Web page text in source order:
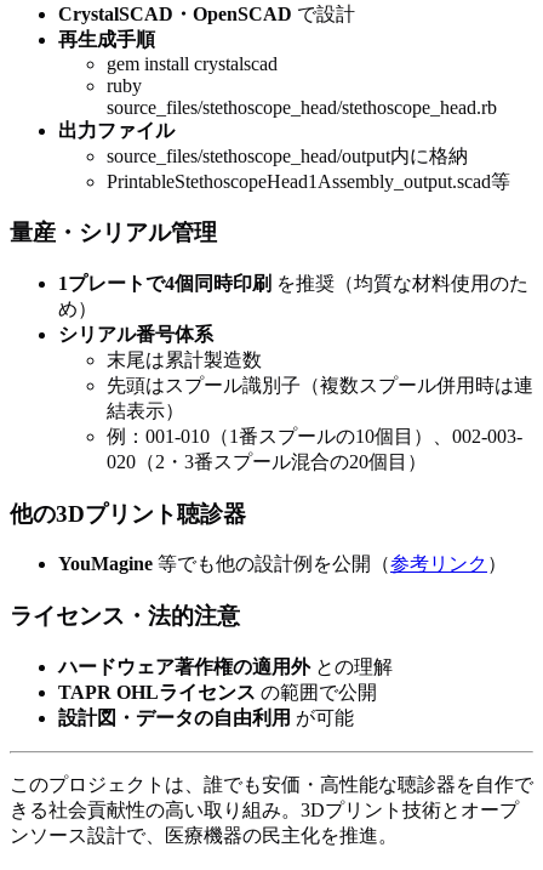
CrystalSCAD・OpenSCAD で設計
再生成手順
gem install crystalscad
ruby
source_files/stethoscope_head/stethoscope_head.rb
出力ファイル
source_files/stethoscope_head/output内に格納
PrintableStethoscopeHead1Assembly_output.scad等
量産・シリアル管理
1プレートで4個同時印刷 を推奨（均質な材料使用のた
め）
シリアル番号体系
末尾は累計製造数
先頭はスプール識別子（複数スプール併用時は連
結表示）
例：001-010（1番スプールの10個目）、002-003-
020（2・3番スプール混合の20個目）
他の3Dプリント聴診器
YouMagine 等でも他の設計例を公開（参考リンク ）
ライセンス・法的注意
ハードウェア著作権の適用外との理解
TAPR OHLライセンス の範囲で公開
設計図・データの自由利用 が可能
このプロジェクトは、誰でも安価・高性能な聴診器を自作で
きる社会貢献性の高い取り組み。3Dプリント技術とオープ
ンソース設計で、医療機器の民主化を推進。